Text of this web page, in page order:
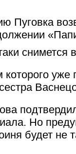
Пуговка
снимется
уже
Но
будет не